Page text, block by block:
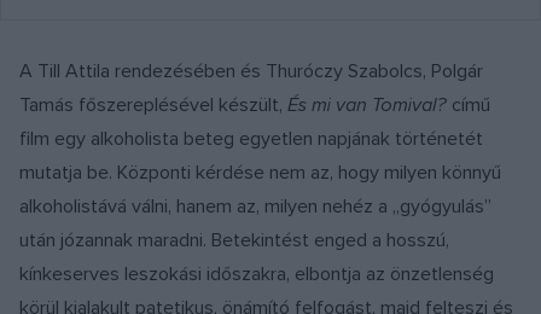
A Till Attila rendezésében és Thuróczy Szabolcs, Polgár
Tamás főszereplésével készült, És mi van Tomival? című
film egy alkoholista beteg egyetlen napjának történetét
mutatja be. Központi kérdése nem az, hogy milyen könnyű
alkoholistává válni, hanem az, milyen nehéz a „gyógyulás”
után józannak maradni. Betekintést enged a hosszú,
kínkeserves leszokási időszakra, elbontja az önzetlenség
körül kialakult patetikus, önámító felfogást, majd felteszi és